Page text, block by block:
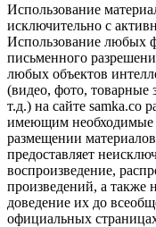
Использование
исключительно с
Использование любых
письменного
любых объектов
(видео, фото, товарные
т.д.) на сайте samka.co
имеющим необходимые
размещении
предоставляет
воспроизведение,
произведений, а также
доведение их до
официальных